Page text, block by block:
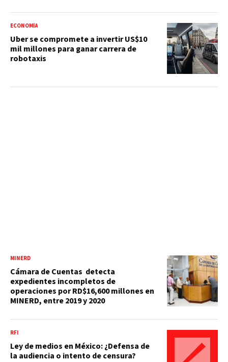
ECONOMÍA
Uber se compromete a invertir US$10
mil millones para ganar carrera de
robotaxis
MINERD
Cámara de Cuentas detecta
expedientes incompletos de
operaciones por RD$16,600 millones en
MINERD, entre 2019 y 2020
RFI
Ley de medios en México: ¿Defensa de
la audiencia o intento de censura?